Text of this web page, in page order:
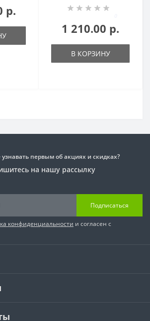
р.
1 210.00 р.
В КОРЗИНУ
узнавать первым об акциях и скидках?
на нашу рассылку
Подписаться
конфиденциальности и согласен с